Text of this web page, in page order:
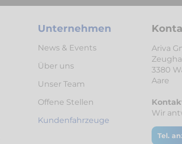
Unternehmen
News & Events
Über uns
Unser Team
Offene Stellen
Kunden­fahrzeuge
Ariva
3380
Aare
Wir
Tel.